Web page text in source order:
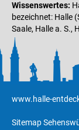
Wissenswertes:
bezeichnet: Halle
Saale, Halle a. S.,
www.halle-
Sitemap